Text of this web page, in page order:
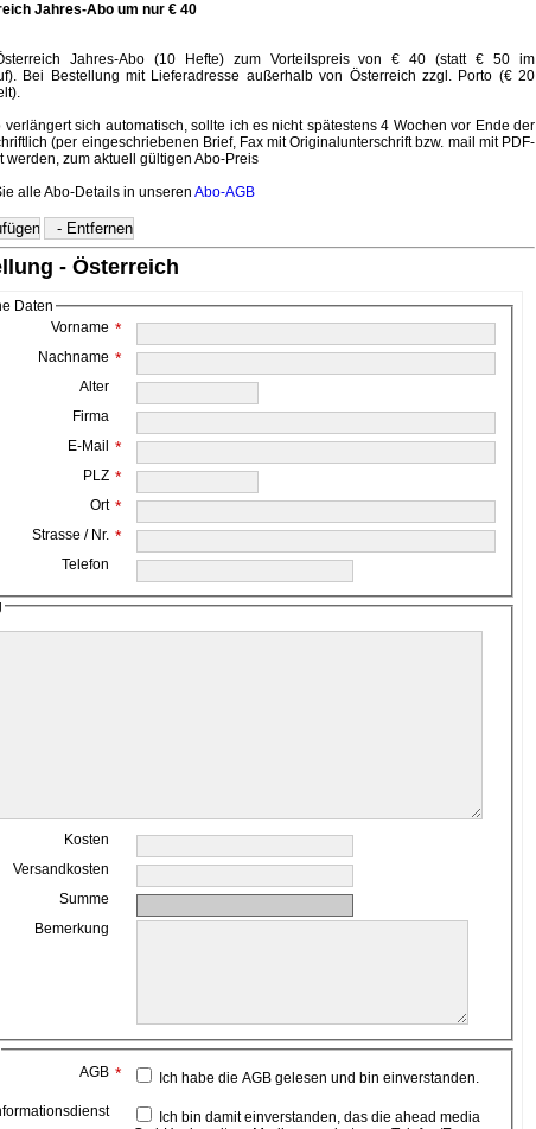
Jahres-Abo um nur € 40
Jahres-Abo (10 Hefte) zum Vorteilspreis von € 40 (statt € 50 im
Bei Bestellung mit Lieferadresse außerhalb von Österreich zzgl. Porto (€ 20
verlängert sich automatisch, sollte ich es nicht spätestens 4 Wochen vor Ende der
(per eingeschriebenen Brief, Fax mit Originalunterschrift bzw. mail mit PDF-
werden, zum aktuell gültigen Abo-Preis
alle Abo-Details in unseren Abo-AGB
- Österreich
Daten
Vorname *
Nachname *
Alter
Firma
E-Mail
*
PLZ *
Ort *
Strasse / Nr. *
Telefon
Kosten
Versandkosten
Summe
Bemerkung
AGB *
Ich habe die AGB gelesen und bin einverstanden.